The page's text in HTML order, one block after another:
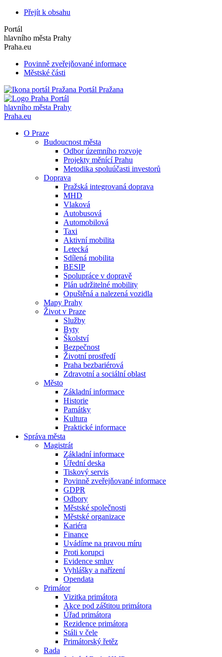
Přejít k obsahu
Portál
hlavního města Prahy
Praha.eu
Povinně zveřejňované informace
Městské části
Portál Pražana
Portál
hlavního města Prahy
Praha.eu
O Praze
Budoucnost města
Odbor územního rozvoje
Projekty měnící Prahu
Metodika spoluúčasti investorů
Doprava
Pražská integrovaná doprava
MHD
Vlaková
Autobusová
Automobilová
Taxi
Aktivní mobilita
Letecká
Sdílená mobilita
BESIP
Spolupráce v dopravě
Plán udržitelné mobility
Opuštěná a nalezená vozidla
Mapy Prahy
Život v Praze
Služby
Byty
Školství
Bezpečnost
Životní prostředí
Praha bezbariérová
Zdravotní a sociální oblast
Město
Základní informace
Historie
Památky
Kultura
Praktické informace
Správa města
Magistrát
Základní informace
Úřední deska
Tiskový servis
Povinně zveřejňované informace
GDPR
Odbory
Městské společnosti
Městské organizace
Kariéra
Finance
Uvádíme na pravou míru
Proti korupci
Evidence smluv
Vyhlášky a nařízení
Opendata
Primátor
Vizitka primátora
Akce pod záštitou primátora
Úřad primátora
Rezidence primátora
Stáli v čele
Primátorský řetěz
Rada